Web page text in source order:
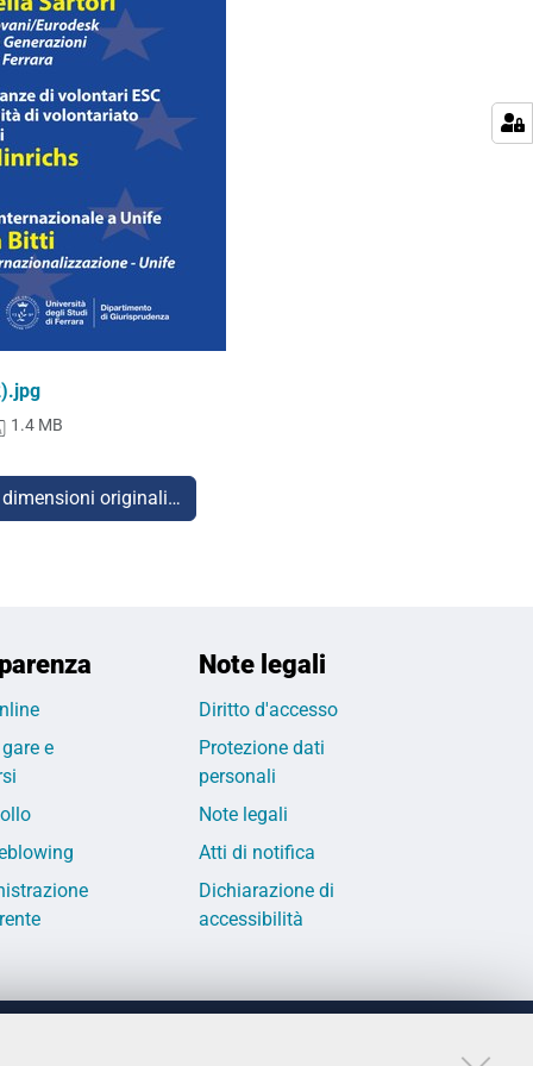
1.4 MB
originali…
e
Note legali
Diritto d'accesso
Protezione dati
personali
Note legali
Atti di notifica
Dichiarazione di
accessibilità